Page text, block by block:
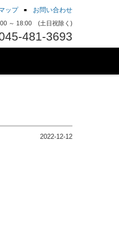
ップ お問い合わせ
～ 18:00 (土日祝除く)
481-3693
2022-12-12